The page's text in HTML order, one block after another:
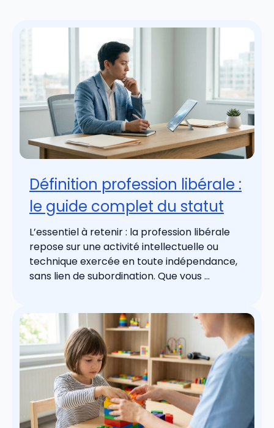
Définition profession libérale :
le guide complet du statut
L’essentiel à retenir : la profession libérale
repose sur une activité intellectuelle ou
technique exercée en toute indépendance,
sans lien de subordination. Que vous ...